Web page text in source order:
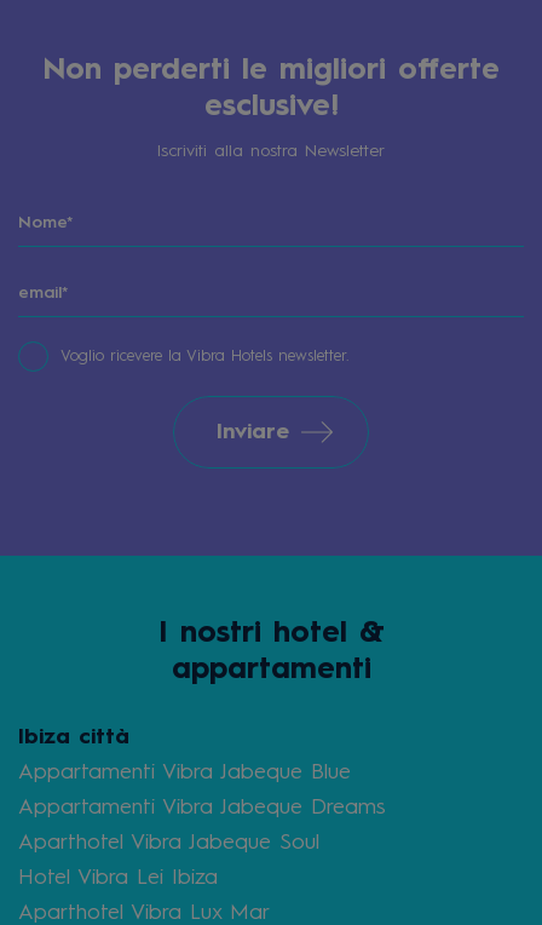
Non perderti le migliori offerte
esclusive!
Iscriviti alla nostra Newsletter
Voglio ricevere la Vibra Hotels newsletter.
Inviare
I nostri hotel &
appartamenti
Ibiza città
Appartamenti Vibra Jabeque Blue
Appartamenti Vibra Jabeque Dreams
Aparthotel Vibra Jabeque Soul
Hotel Vibra Lei Ibiza
Aparthotel Vibra Lux Mar